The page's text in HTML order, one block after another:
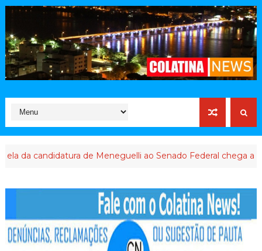
de Meneguelli ao Senado Federal chega ao final